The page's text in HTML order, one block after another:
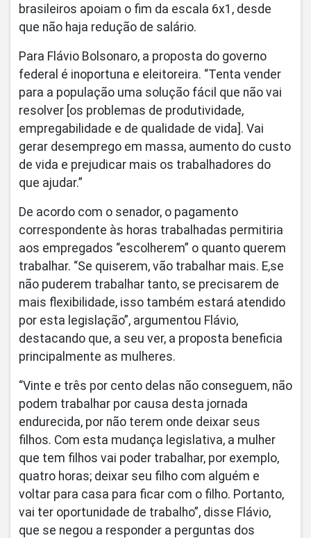
brasileiros apoiam o fim da escala 6x1, desde
que não haja redução de salário.
Para Flávio Bolsonaro, a proposta do governo
federal é inoportuna e eleitoreira. “Tenta vender
para a população uma solução fácil que não vai
resolver [os problemas de produtividade,
empregabilidade e de qualidade de vida]. Vai
gerar desemprego em massa, aumento do custo
de vida e prejudicar mais os trabalhadores do
que ajudar.”
De acordo com o senador, o pagamento
correspondente às horas trabalhadas permitiria
aos empregados “escolherem” o quanto querem
trabalhar. “Se quiserem, vão trabalhar mais. E,se
não puderem trabalhar tanto, se precisarem de
mais flexibilidade, isso também estará atendido
por esta legislação”, argumentou Flávio,
destacando que, a seu ver, a proposta beneficia
principalmente as mulheres.
“Vinte e três por cento delas não conseguem, não
podem trabalhar por causa desta jornada
endurecida, por não terem onde deixar seus
filhos. Com esta mudança legislativa, a mulher
que tem filhos vai poder trabalhar, por exemplo,
quatro horas; deixar seu filho com alguém e
voltar para casa para ficar com o filho. Portanto,
vai ter oportunidade de trabalho”, disse Flávio,
que se negou a responder a perguntas dos